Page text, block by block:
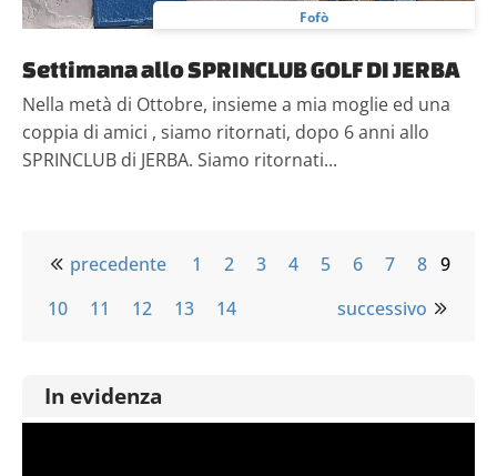
Fofò
Settimana allo SPRINCLUB GOLF DI JERBA
Nella metà di Ottobre, insieme a mia moglie ed una
coppia di amici , siamo ritornati, dopo 6 anni allo
SPRINCLUB di JERBA. Siamo ritornati...
precedente 1 2 3 4 5 6 7 8 9
10
11 12 13 14 successivo
In evidenza